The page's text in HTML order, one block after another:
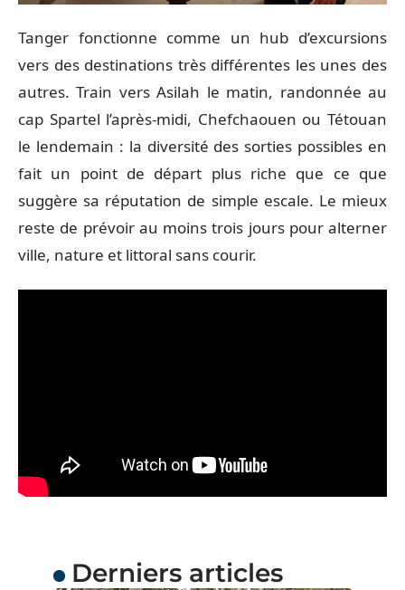
Tanger fonctionne comme un hub d’excursions
vers des destinations très différentes les unes des
autres. Train vers Asilah le matin, randonnée au
cap Spartel l’après-midi, Chefchaouen ou Tétouan
le lendemain : la diversité des sorties possibles en
fait un point de départ plus riche que ce que
suggère sa réputation de simple escale. Le mieux
reste de prévoir au moins trois jours pour alterner
ville, nature et littoral sans courir.
Derniers articles